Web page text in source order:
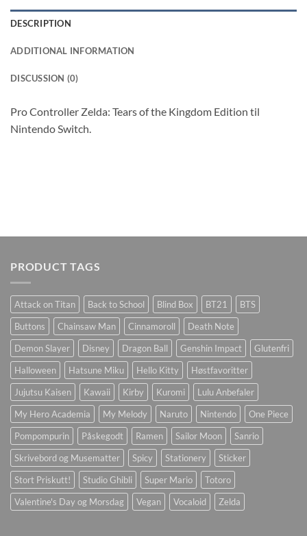
DESCRIPTION
ADDITIONAL INFORMATION
DISCUSSION (0)
Pro Controller Zelda: Tears of the Kingdom Edition til
Nintendo Switch.
PRODUCT TAGS
Attack on Titan Back to School Blind Box BT21
BTS
Buttons
Chainsaw Man Cinnamoroll
Death Note
Demon Slayer
Disney Dragon Ball Genshin Impact
Glutenfri
Halloween
Hatsune Miku Hello Kitty
Høstfavoritter
Jujutsu Kaisen
Kawaii Kirby Kuromi
Lulu Anbefaler
My Hero Academia
My Melody Naruto Nintendo
One Piece
Pompompurin
Påskegodt Ramen Sailor Moon
Sanrio
Skrivebord og Musematter
Spicy Stationery
Sticker
Stort Priskutt!
Studio Ghibli Super Mario
Totoro
Valentine's Day og Morsdag
Vegan Vocaloid Zelda